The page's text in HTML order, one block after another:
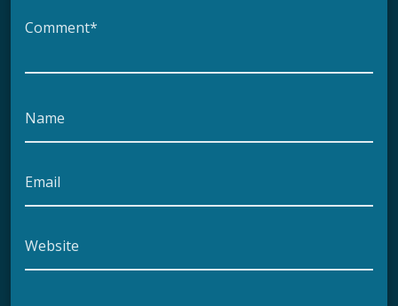
Comment*
Name
Email
Website